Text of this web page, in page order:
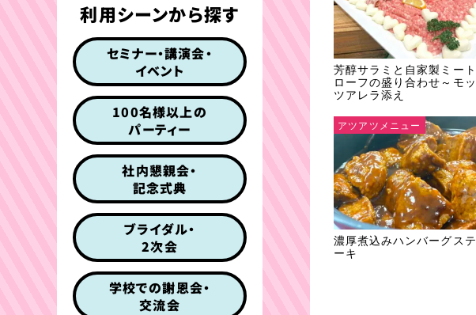
利用シーンから探す
セミナー・講演会・
イベント
100名様以上の
パーティー
社内懇親会・
記念式典
ブライダル・
2次会
学校での謝恩会・
交流会
芳醇サラミと自家製ミート
ローフの盛り合わせ～モッ
ツアレラ添え
アツアツメニュー
濃厚煮込みハンバーグステ
ーキ